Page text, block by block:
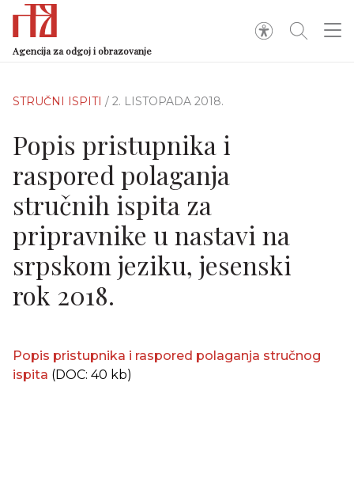
Agencija za odgoj i obrazovanje
STRUČNI ISPITI / 2. LISTOPADA 2018.
Popis pristupnika i
raspored polaganja
stručnih ispita za
pripravnike u nastavi na
srpskom jeziku, jesenski
rok 2018.
Popis pristupnika i raspored polaganja stručnog
ispita (DOC: 40 kb)